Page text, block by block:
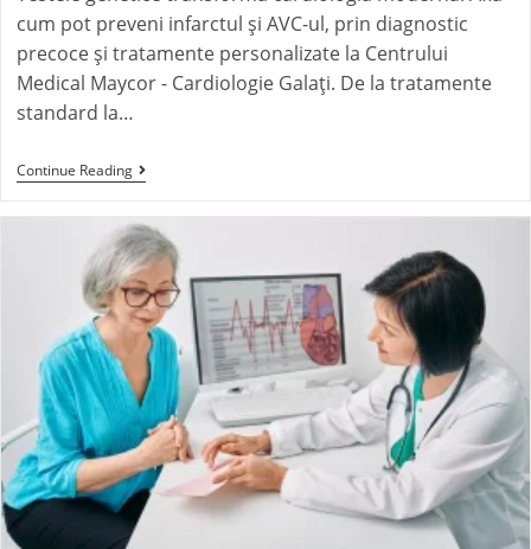
cum pot preveni infarctul și AVC-ul, prin diagnostic
precoce și tratamente personalizate la Centrului
Medical Maycor - Cardiologie Galați. De la tratamente
standard la…
Continue Reading